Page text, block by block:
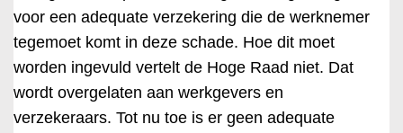
voor een adequate verzekering die de werknemer
tegemoet komt in deze schade. Hoe dit moet
worden ingevuld vertelt de Hoge Raad niet. Dat
wordt overgelaten aan werkgevers en
verzekeraars. Tot nu toe is er geen adequate